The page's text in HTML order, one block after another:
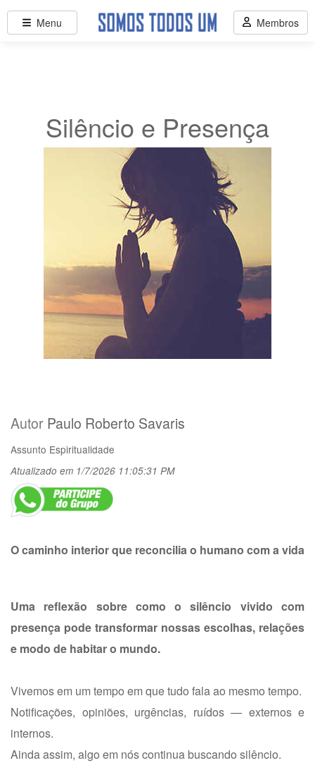
Silêncio e Presença
Autor Paulo Roberto Savaris
Assunto Espiritualidade
Atualizado em 1/7/2026 11:05:31 PM
O caminho interior que reconcilia o humano com a vida
Uma reflexão sobre como o silêncio vivido com
presença pode transformar nossas escolhas, relações
e modo de habitar o mundo.
Vivemos em um tempo em que tudo fala ao mesmo tempo.
Notificações, opiniões, urgências, ruídos — externos e
internos.
Ainda assim, algo em nós continua buscando silêncio.
Menu Membros